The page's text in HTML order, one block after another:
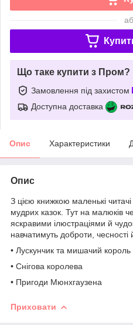
Що таке купити з Пром?
Замовлення під захистом
Доступна доставка
Опис Характеристики
Опис
З цією книжкою маленькі
мудрих казок. Тут на малюків
яскравими ілюстраціями й
навчатимуть доброти, чесності
• Лускунчик та мишачий король
• Снігова королева
• Пригоди Мюнхгаузена
Приховати